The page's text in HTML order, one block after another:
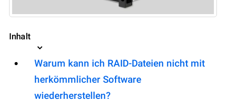
Inhalt
Warum kann ich RAID-Dateien nicht mit
herkömmlicher Software
wiederherstellen?